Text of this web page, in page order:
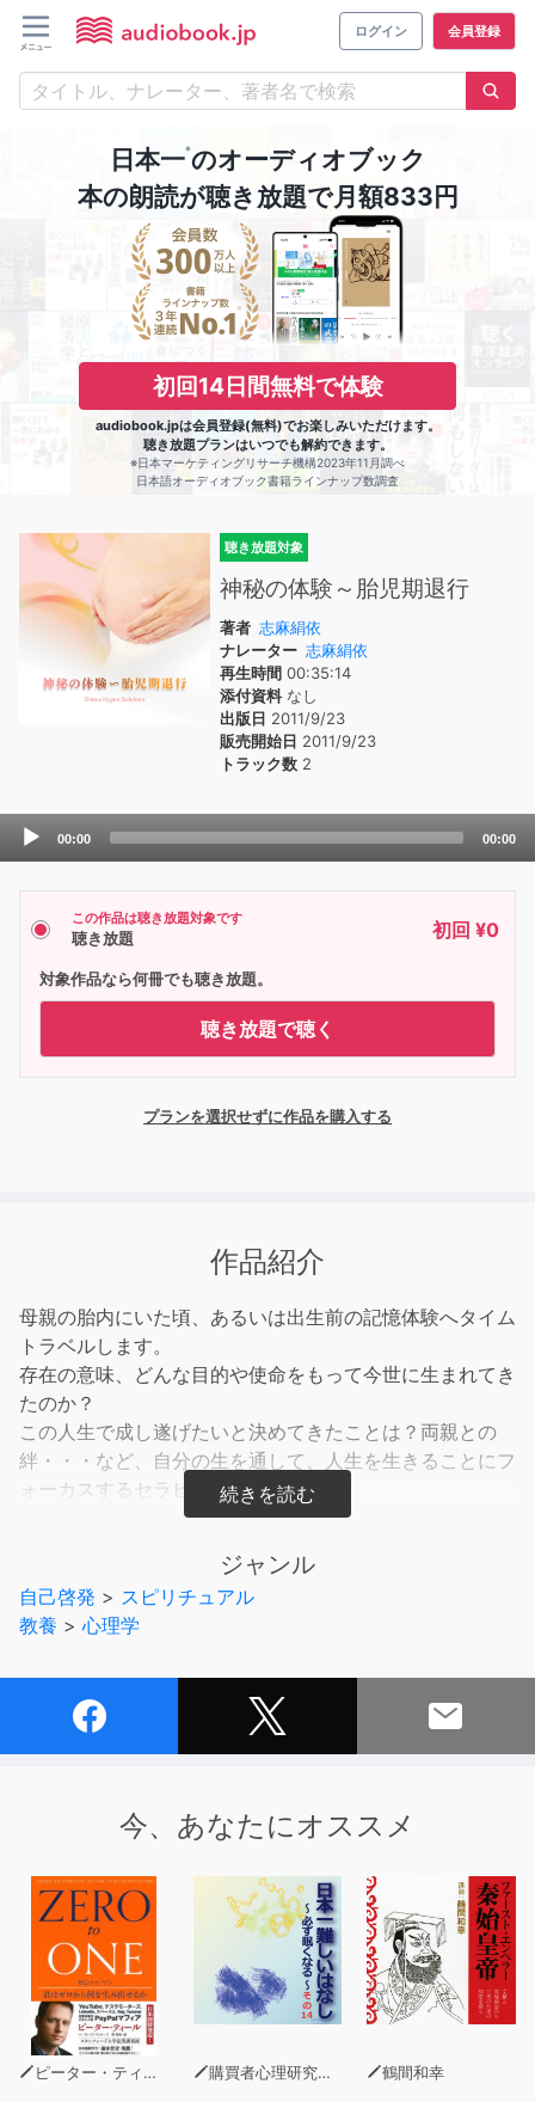
ログイン 会員登録
日本一※のオーディオブック
本の朗読が聴き放題で月額833円
初回14日間無料で体験
audiobook.jpは会員登録(無料)でお楽しみいただけます。
聴き放題プランはいつでも解約できます。
※日本マーケティングリサーチ機構2023年11月調べ
日本語オーディオブック書籍ラインナップ数調査
聴き放題対象
神秘の体験～胎児期退行
著者 志麻絹依
ナレーター 志麻絹依
再生時間 00:35:14
添付資料なし
出版日 2011/9/23
販売開始日 2011/9/23
トラック数 2
Audio
00:00 00:00
この作品は聴き放題対象です
聴き放題 初回 ¥0
対象作品なら何冊でも聴き放題。
聴き放題で聴く
プランを選択せずに作品を購入する
作品紹介
母親の胎内にいた頃、あるいは出生前の記憶体験へタイム
トラベルします。
存在の意味、どんな目的や使命をもって今世に生まれてき
たのか？
この人生で成し遂げたいと決めてきたことは？両親との
絆・・・など、自分の生を通して、人生を生きることにフ
ォーカスするセラピーです。
家族、子どもとの接し方も変わるでしょう。
【ワーク構成】 解説 - 胎児期退行 『胎児期』 『出
生時』 - 今現在へ
(C)2009 株式会社志麻ヒプノ・ソリューション
ジャンル
自己啓発 > スピリチュアル
教養 > 心理学
今、あなたにオススメ
ピーター・ティール 購買者心理研究所 株式会社モデンナ 顧問 青木幹和 鶴間和幸